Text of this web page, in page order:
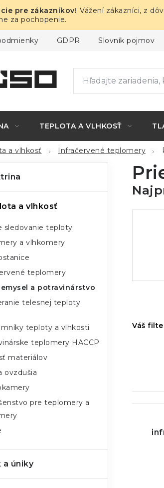
Vážení zákazníci, z
za pochopenie.
GDPR Slovník pojmov
TEPLOTA A VLHKOSŤ
a vlhkosť Infračervené teplomery
a vlhkosť
sledovanie teploty
a vlhkomery
teplomery
a potravinárstvo
telesnej teploty
teploty a vlhkosti
teplomery HACCP
materiálov
ovzdušia
pre teplomery a
a úniky
Váš